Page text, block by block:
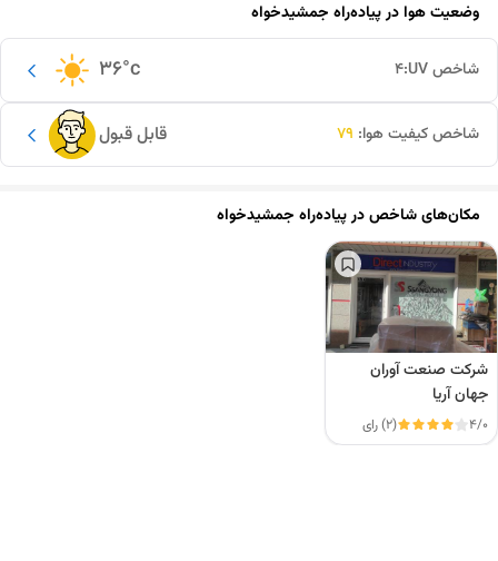
وضعیت هوا درپیاده‌راه جمشیدخواه
36°c شاخص UV: 4
قابل قبول شاخص کیفیت هوا: 79
مکان‌های شاخص درپیاده‌راه جمشیدخواه
شرکت صنعت آوران
جهان آریا
4/0 (2) رای